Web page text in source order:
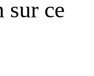
sur ce